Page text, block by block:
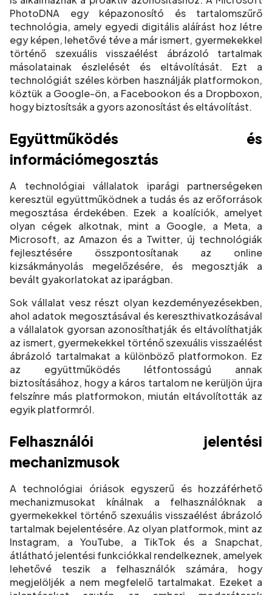
PhotoDNA egy képazonosító és tartalomszűrő
technológia, amely egyedi digitális aláírást hoz létre
egy képen, lehetővé téve a már ismert, gyermekekkel
történő szexuális visszaélést ábrázoló tartalmak
másolatainak észlelését és eltávolítását. Ezt a
technológiát széles körben használják platformokon,
köztük a Google-ön, a Facebookon és a Dropboxon,
hogy biztosítsák a gyors azonosítást és eltávolítást.
Együttműködés és
információmegosztás
A technológiai vállalatok iparági partnerségeken
keresztül együttműködnek a tudás és az erőforrások
megosztása érdekében. Ezek a koalíciók, amelyet
olyan cégek alkotnak, mint a Google, a Meta, a
Microsoft, az Amazon és a Twitter, új technológiák
fejlesztésére összpontosítanak az online
kizsákmányolás megelőzésére, és megosztják a
bevált gyakorlatokat az iparágban.
Sok vállalat vesz részt olyan kezdeményezésekben,
ahol adatok megosztásával és kereszthivatkozásával
a vállalatok gyorsan azonosíthatják és eltávolíthatják
az ismert, gyermekekkel történő szexuális visszaélést
ábrázoló tartalmakat a különböző platformokon. Ez
az együttműködés létfontosságú annak
biztosításához, hogy a káros tartalom ne kerüljön újra
felszínre más platformokon, miután eltávolították az
egyik platformról.
Felhasználói jelentési
mechanizmusok
A technológiai óriások egyszerű és hozzáférhető
mechanizmusokat kínálnak a felhasználóknak a
gyermekekkel történő szexuális visszaélést ábrázoló
tartalmak bejelentésére. Az olyan platformok, mint az
Instagram, a YouTube, a TikTok és a Snapchat,
átlátható jelentési funkciókkal rendelkeznek, amelyek
lehetővé teszik a felhasználók számára, hogy
megjelöljék a nem megfelelő tartalmakat. Ezeket a